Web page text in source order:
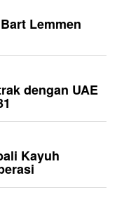
Lemmen
dengan UAE
Kayuh